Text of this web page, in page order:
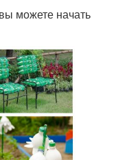
можете начать